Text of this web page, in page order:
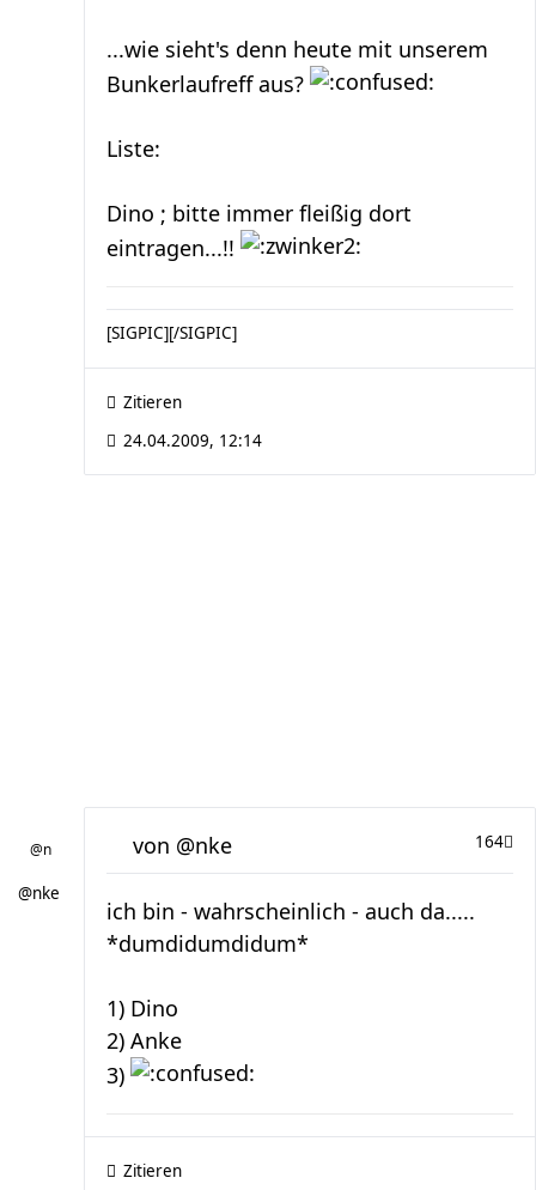
...wie sieht's denn heute mit unserem
Bunkerlaufreff aus?
Liste:
Dino ; bitte immer fleißig dort
eintragen...!!
[SIGPIC][/SIGPIC]
Zitieren
24.04.2009, 12:14
@nke
164
von @nke
ich bin - wahrscheinlich - auch da.....
*dumdidumdidum*
1) Dino
2) Anke
3)
Zitieren